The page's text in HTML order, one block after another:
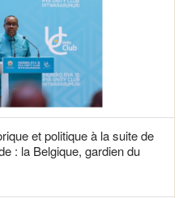
et politique à la suite de
: la Belgique, gardien du